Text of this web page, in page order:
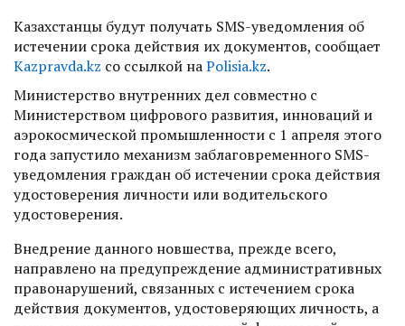
Казахстанцы будут получать SMS-уведомления об
истечении срока действия их документов, сообщает
Kazpravda.kz со ссылкой наPolisia.kz.
Министерство внутренних дел совместно с
Министерством цифрового развития, инноваций и
аэрокосмической промышленности с 1 апреля этого
года запустило механизм заблаговременного SMS-
уведомления граждан об истечении срока действия
удостоверения личности или водительского
удостоверения.
Внедрение данного новшества, прежде всего,
направлено на предупреждение административных
правонарушений, связанных с истечением срока
действия документов, удостоверяющих личность, а